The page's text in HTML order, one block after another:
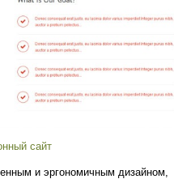
сайт
и эргономичным дизайном,